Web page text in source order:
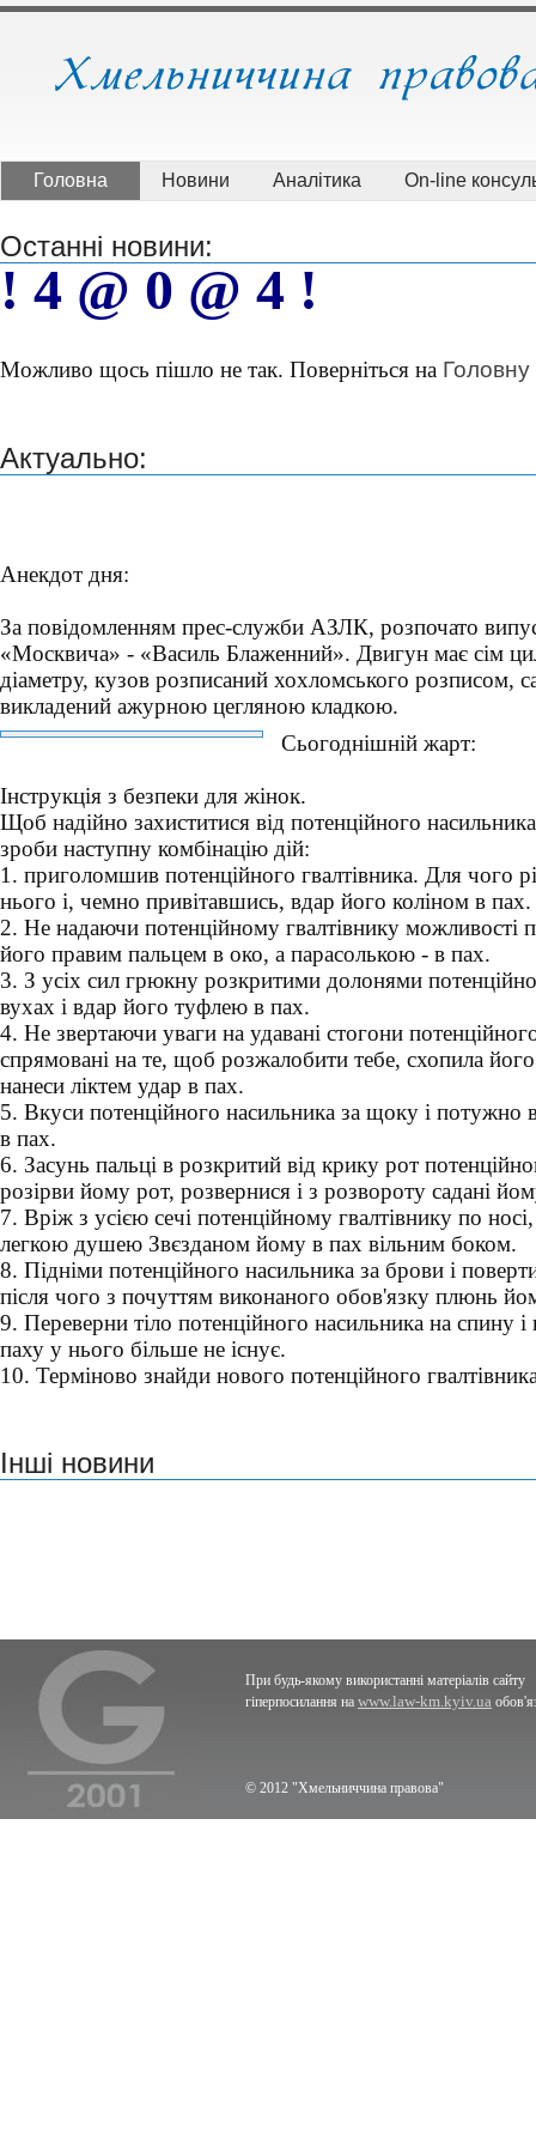
Головна Новини Аналітика On-line
Останні новини:
! 4 @ 0 @ 4 !
Можливо щось пішло не так. Поверніться на Головну
Актуально:
Анекдот дня:
За повідомленням прес-служби АЗЛК, розпочато
«Москвича» - «Василь Блаженний». Двигун має сім
діаметру, кузов розписаний хохломського розписом,
викладений ажурною цегляною кладкою.
Сьогоднішній жарт:
Інструкція з безпеки для жінок.
Щоб надійно захиститися від потенційного
зроби наступну комбінацію дій:
1. приголомшив потенційного гвалтівника. Для чого
нього і, чемно привітавшись, вдар його коліном в пах.
2. Не надаючи потенційному гвалтівнику можливості
його правим пальцем в око, а парасолькою - в пах.
3. З усіх сил грюкну розкритими долонями
вухах і вдар його туфлею в пах.
4. Не звертаючи уваги на удавані стогони
спрямовані на те, щоб розжалобити тебе, схопила його
нанеси ліктем удар в пах.
5. Вкуси потенційного насильника за щоку і потужно
в пах.
6. Засунь пальці в розкритий від крику рот
розірви йому рот, розвернися і з розвороту садані
7. Вріж з усією сечі потенційному гвалтівнику по
легкою душею Звєзданом йому в пах вільним боком.
8. Підніми потенційного насильника за брови і
після чого з почуттям виконаного обов'язку плюнь
9. Переверни тіло потенційного насильника на спину
паху у нього більше не існує.
10. Терміново знайди нового потенційного
Інші новини
При будь-якому використанні матеріалів сайту
гіперпосилання на www.law-km.kyiv.ua
© 2012 "Хмельниччина правова"